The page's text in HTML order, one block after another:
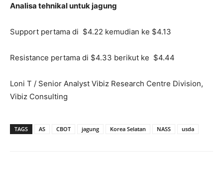
Analisa tehnikal untuk jagung
Support pertama di $4.22 kemudian ke $4.13
Resistance pertama di $4.33 berikut ke $4.44
Loni T / Senior Analyst Vibiz Research Centre Division,
Vibiz Consulting
TAGS AS CBOT jagung Korea Selatan NASS usda